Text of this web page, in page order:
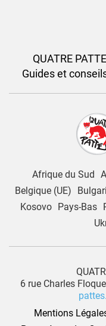
QUATRE
Guides et
Afrique du Sud
Belgique (UE)
Kosovo
Pays-Bas
6 rue Charles
Mentions